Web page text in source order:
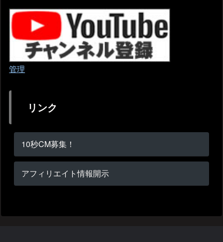
管理
リンク
10秒CM募集！
アフィリエイト情報開示